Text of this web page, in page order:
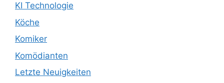
KI Technologie
Köche
Komiker
Komödianten
Letzte Neuigkeiten